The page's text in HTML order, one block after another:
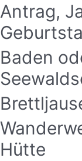
Antrag,
Baden
Hütte